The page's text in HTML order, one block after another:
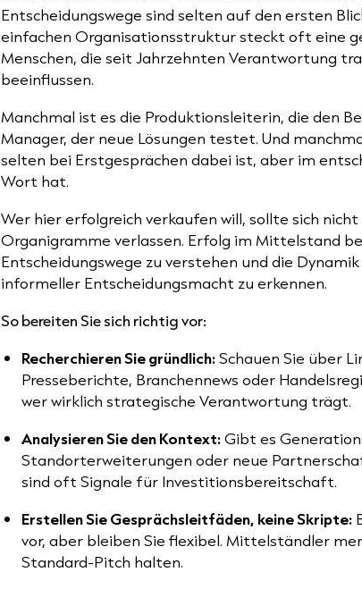
Entscheidungswege sind selten auf den ersten
einfachen Organisationsstruktur steckt oft eine
Menschen, die seit Jahrzehnten Verantwortung
beeinflussen.
Manchmal ist es die Produktionsleiterin, die den
Manager, der neue Lösungen testet. Und
selten bei Erstgesprächen dabei ist, aber im
Wort hat.
Wer hier erfolgreich verkaufen will, sollte sich
Organigramme verlassen. Erfolg im Mittelstand
Entscheidungswege zu verstehen und die
informeller Entscheidungsmacht zu erkennen.
So bereiten Sie sich richtig vor:
Recherchieren Sie gründlich:Schauen Sie über
Presseberichte, Branchennews oder
wer wirklich strategische Verantwortung trägt.
Analysieren Sie den Kontext:Gibt es
Standorterweiterungen oder neue
sind oft Signale für Investitionsbereitschaft.
Erstellen Sie Gesprächsleitfäden, keine Skripte:
vor, aber bleiben Sie flexibel. Mittelständler
Standard-Pitch halten.